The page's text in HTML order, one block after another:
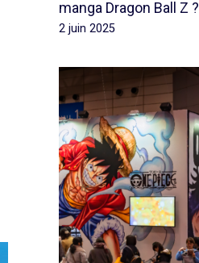
manga Dragon Ball Z ?
2 juin 2025